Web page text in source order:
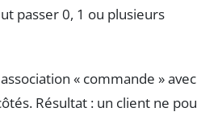
passer 0, 1 ou plusieurs
« commande »
Résultat : un client ne